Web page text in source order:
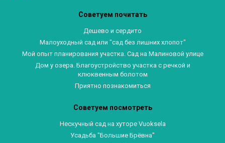
Советуем почитать
Дешево и сердито
Малоуходный сад или "сад без лишних хлопот"
Мой опыт планирования участка. Сад на Малиновой улице
Дом у озера. Благоустройство участка с речкой и
клюквенным болотом
Приятно познакомиться
Советуем посмотреть
Нескучный сад на хуторе Vuoksela
Усадьба "Большие Брёвна"